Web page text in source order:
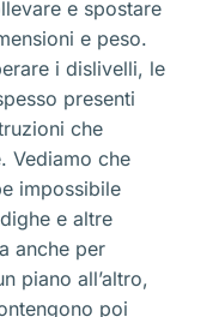
e spostare
e peso.
i dislivelli, le
presenti
che
Vediamo che
impossibile
e altre
anche per
piano all’altro,
poi